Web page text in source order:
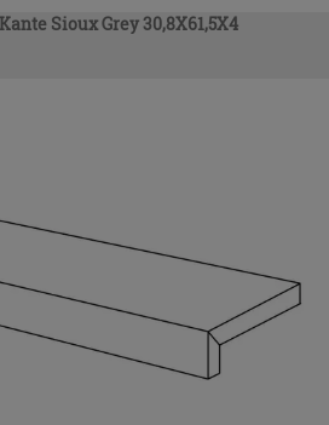
Sioux Grey 30,8X61,5X4